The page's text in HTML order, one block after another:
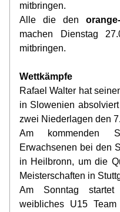
mitbringen.
Alle die den
machen Dienstag
mitbringen.
Wettkämpfe
Rafael Walter hat
in Slowenien
zwei Niederlagen den
Am kommenden
Erwachsenen bei den
in Heilbronn, um die
Meisterschaften in
Am Sonntag
weibliches U15